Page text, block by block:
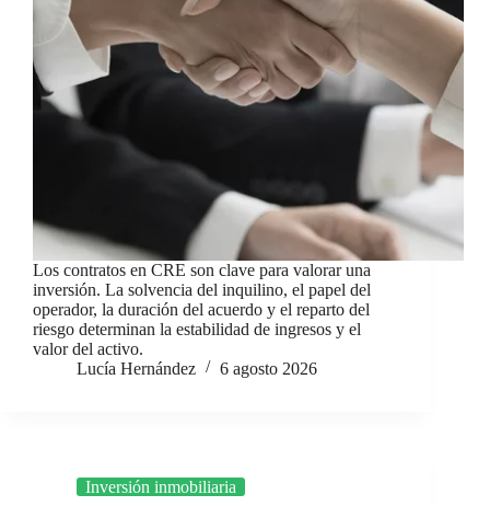
Los contratos en CRE son clave para valorar una
inversión. La solvencia del inquilino, el papel del
operador, la duración del acuerdo y el reparto del
riesgo determinan la estabilidad de ingresos y el
valor del activo.
Lucía Hernández
6 agosto 2026
Inversión inmobiliaria